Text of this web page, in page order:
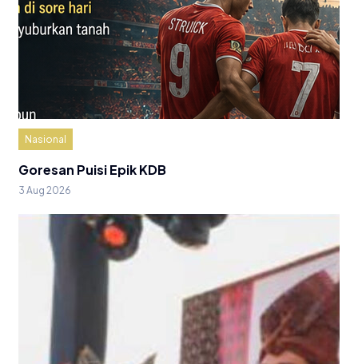
Nasional
Goresan Puisi Epik KDB
3 Aug 2026